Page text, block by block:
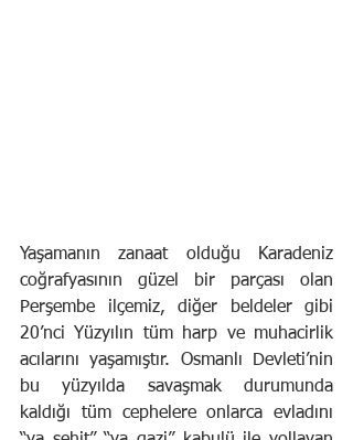
Yaşamanın zanaat olduğu Karadeniz
coğrafyasının güzel bir parçası olan
Perşembe ilçemiz, diğer beldeler gibi
20’nci Yüzyılın tüm harp ve muhacirlik
acılarını yaşamıştır. Osmanlı Devleti’nin
bu yüzyılda savaşmak durumunda
kaldığı tüm cephelere onlarca evladını